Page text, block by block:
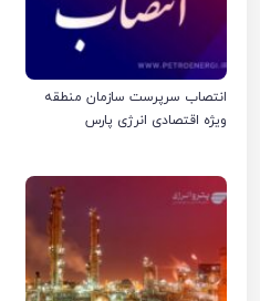
انتصاب سرپرست سازمان منطقه
ویژه اقتصادی انرژی پارس